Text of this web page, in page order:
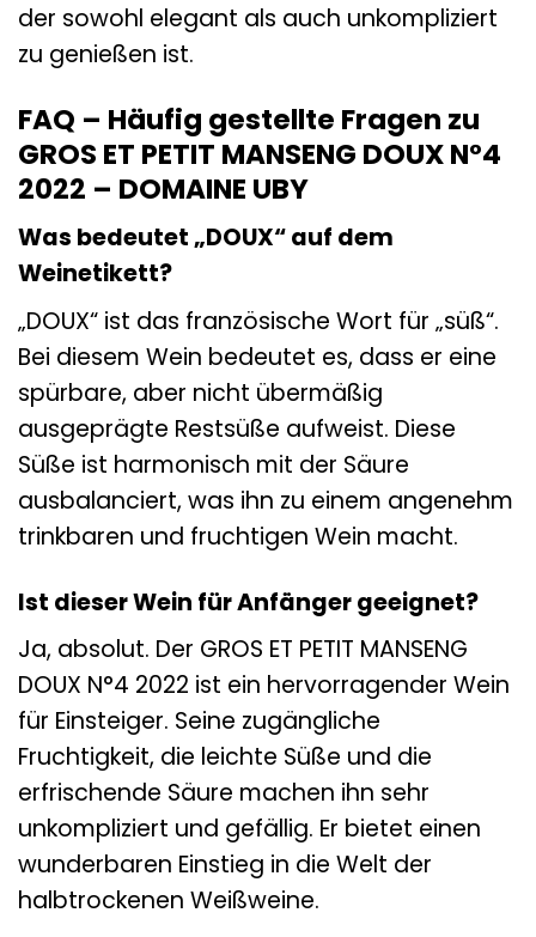
der sowohl elegant als auch unkompliziert
zu genießen ist.
FAQ – Häufig gestellte Fragen zu
GROS ET PETIT MANSENG DOUX N°4
2022 – DOMAINE UBY
Was bedeutet „DOUX“ auf dem
Weinetikett?
„DOUX“ ist das französische Wort für „süß“.
Bei diesem Wein bedeutet es, dass er eine
spürbare, aber nicht übermäßig
ausgeprägte Restsüße aufweist. Diese
Süße ist harmonisch mit der Säure
ausbalanciert, was ihn zu einem angenehm
trinkbaren und fruchtigen Wein macht.
Ist dieser Wein für Anfänger geeignet?
Ja, absolut. Der GROS ET PETIT MANSENG
DOUX N°4 2022 ist ein hervorragender Wein
für Einsteiger. Seine zugängliche
Fruchtigkeit, die leichte Süße und die
erfrischende Säure machen ihn sehr
unkompliziert und gefällig. Er bietet einen
wunderbaren Einstieg in die Welt der
halbtrockenen Weißweine.